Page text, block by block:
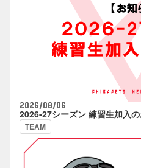
2026/08/06
2026-27シーズン 練習生加入
TEAM